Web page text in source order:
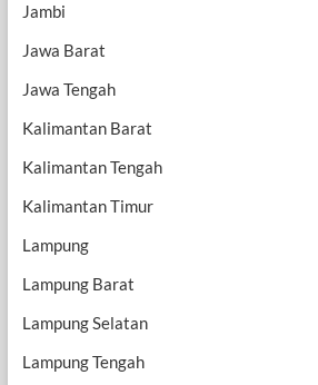
Jambi
Jawa Barat
Jawa Tengah
Kalimantan Barat
Kalimantan Tengah
Kalimantan Timur
Lampung
Lampung Barat
Lampung Selatan
Lampung Tengah